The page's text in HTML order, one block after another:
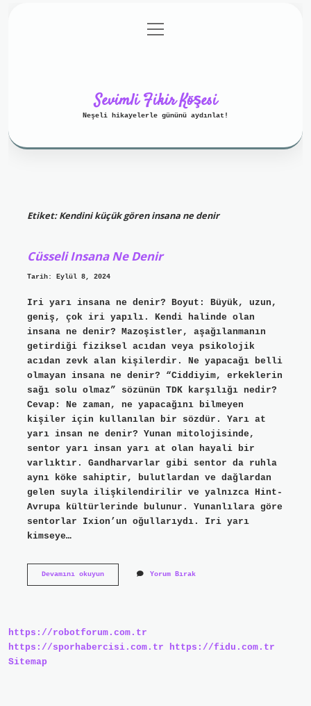
Gizlilik Politikası
menüyü
aç
Sevimli Fikir Köşesi
Neşeli hikayelerle gününü aydınlat!
Etiket:Kendini küçük gören insana ne denir
Cüsseli Insana Ne Denir
Tarih: Eylül 8, 2024
Iri yarı insana ne denir? Boyut: Büyük, uzun,
geniş, çok iri yapılı. Kendi halinde olan
insana ne denir? Mazoşistler, aşağılanmanın
getirdiği fiziksel acıdan veya psikolojik
acıdan zevk alan kişilerdir. Ne yapacağı belli
olmayan insana ne denir? “Ciddiyim, erkeklerin
sağı solu olmaz” sözünün TDK karşılığı nedir?
Cevap: Ne zaman, ne yapacağını bilmeyen
kişiler için kullanılan bir sözdür. Yarı at
yarı insan ne denir? Yunan mitolojisinde,
sentor yarı insan yarı at olan hayali bir
varlıktır. Gandharvarlar gibi sentor da ruhla
aynı köke sahiptir, bulutlardan ve dağlardan
gelen suyla ilişkilendirilir ve yalnızca Hint-
Avrupa kültürlerinde bulunur. Yunanlılara göre
sentorlar Ixion’un oğullarıydı. Iri yarı
kimseye…
Devamını okuyunCüsseli
Yorum Bırak
https://robotforum.com.tr
https://sporhabercisi.com.tr
https://fidu.com.tr
Sitemap